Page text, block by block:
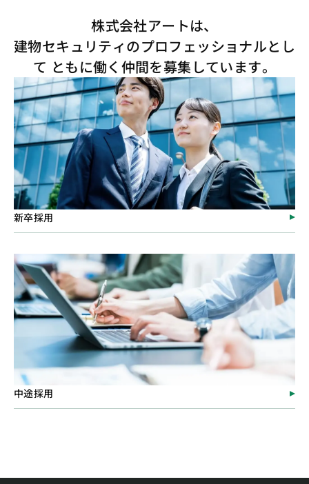
株式会社アートは、
建物セキュリティのプロフェッショナルとし
て ともに働く仲間を募集しています。
新卒採用
中途採用